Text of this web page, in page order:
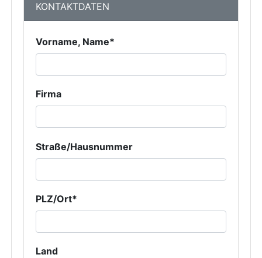
KONTAKTDATEN
Vorname, Name*
Firma
Straße/Hausnummer
PLZ/Ort*
Land